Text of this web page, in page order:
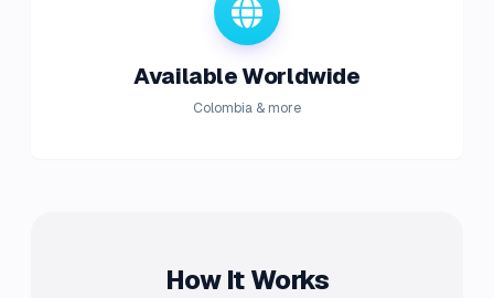
Available Worldwide
Colombia & more
How It Works